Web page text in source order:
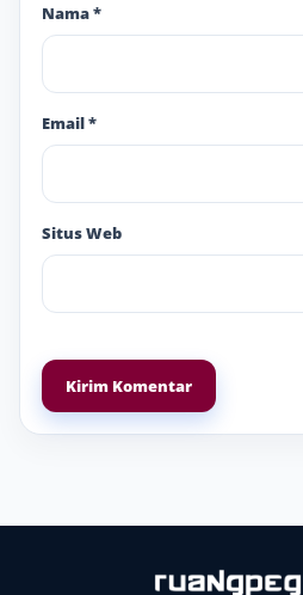
Nama*
Email*
Situs Web